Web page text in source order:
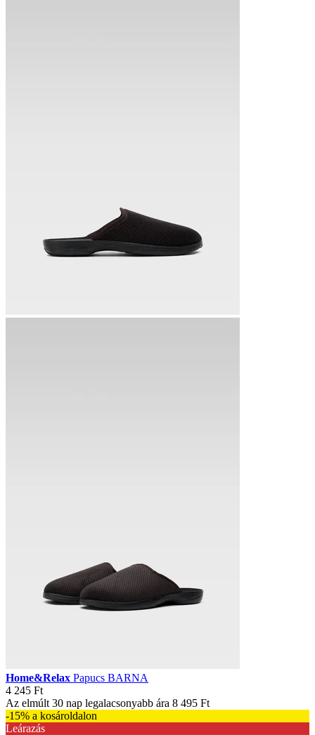
Home&Relax Papucs BARNA
4 245 Ft
Az elmúlt 30 nap legalacsonyabb ára 8 495 Ft
-15% a kosároldalon
Leárazás